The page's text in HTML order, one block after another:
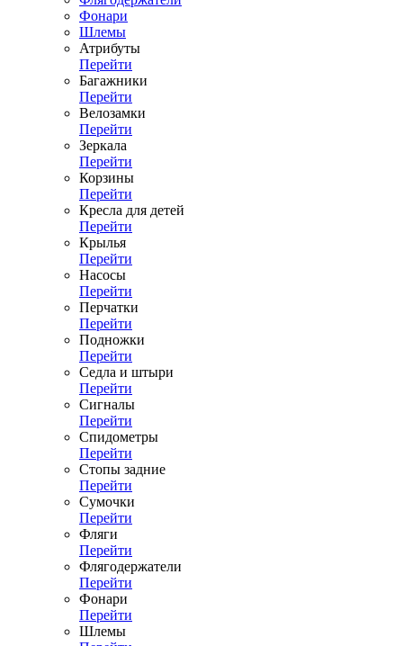
Фонари
Шлемы
Атрибуты
Перейти
Багажники
Перейти
Велозамки
Перейти
Зеркала
Перейти
Корзины
Перейти
Кресла для детей
Перейти
Крылья
Перейти
Насосы
Перейти
Перчатки
Перейти
Подножки
Перейти
Седла и штыри
Перейти
Сигналы
Перейти
Спидометры
Перейти
Стопы задние
Перейти
Сумочки
Перейти
Фляги
Перейти
Флягодержатели
Перейти
Фонари
Перейти
Шлемы